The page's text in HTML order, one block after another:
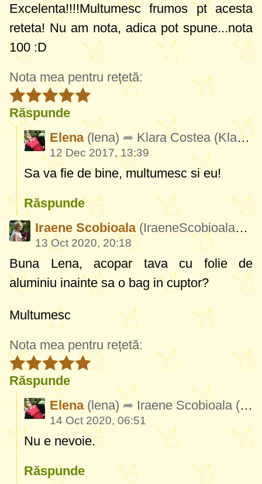
Excelenta!!!!Multumesc frumos pt acesta
reteta! Nu am nota, adica pot spune...nota
100 :D
Nota mea pentru rețetă:
Răspunde
Elena (lena) Klara Costea (KlaraCostea286)
12 Dec 2017, 13:39
Sa va fie de bine, multumesc si eu!
Răspunde
Iraene Scobioala (IraeneScobioala495)
13 Oct 2020, 20:18
Buna Lena, acopar tava cu folie de
aluminiu inainte sa o bag in cuptor?
Multumesc
Nota mea pentru rețetă:
Răspunde
Elena (lena) Iraene Scobioala (IraeneScobioala495)
14 Oct 2020, 06:51
Nu e nevoie.
Răspunde